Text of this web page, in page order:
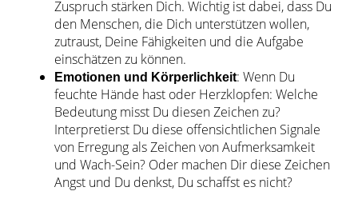
Zuspruch stärken Dich. Wichtig ist dabei, dass Du
den Menschen, die Dich unterstützen wollen,
zutraust, Deine Fähigkeiten und die Aufgabe
einschätzen zu können.
Emotionen und Körperlichkeit: Wenn Du
feuchte Hände hast oder Herzklopfen: Welche
Bedeutung misst Du diesen Zeichen zu?
Interpretierst Du diese offensichtlichen Signale
von Erregung als Zeichen von Aufmerksamkeit
und Wach-Sein? Oder machen Dir diese Zeichen
Angst und Du denkst, Du schaffst es nicht?